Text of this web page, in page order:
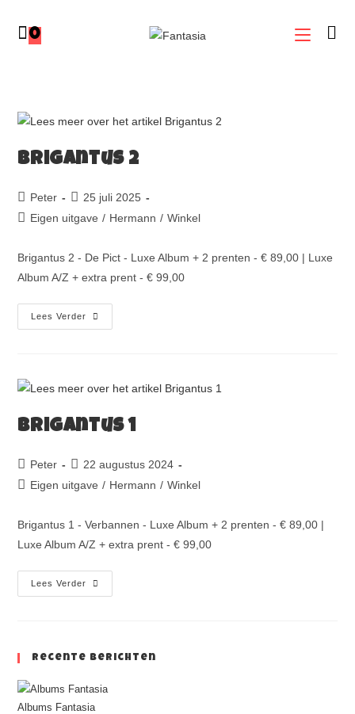
0
Brigantus 2
Peter
25 juli 2025
Eigen uitgave / Hermann / Winkel
Brigantus 2 - De Pict - Luxe Album + 2 prenten - € 89,00 | Luxe
Album A/Z + extra prent - € 99,00
Lees Verder
Brigantus 1
Peter
22 augustus 2024
Eigen uitgave / Hermann / Winkel
Brigantus 1 - Verbannen - Luxe Album + 2 prenten - € 89,00 |
Luxe Album A/Z + extra prent - € 99,00
Lees Verder
Recente Berichten
Albums Fantasia